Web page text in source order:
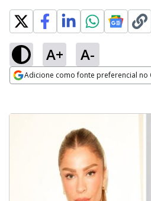
A+ A-
Adicione como fonte preferencial no